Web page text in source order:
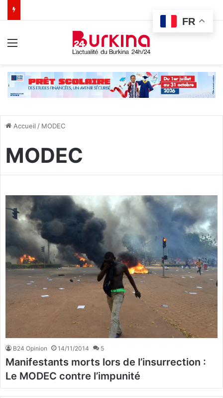
Accueil / MODEC
MODEC
B24 Opinion 14/11/2014 5
Manifestants morts lors de l’insurrection :
Le MODEC contre l’impunité
FR